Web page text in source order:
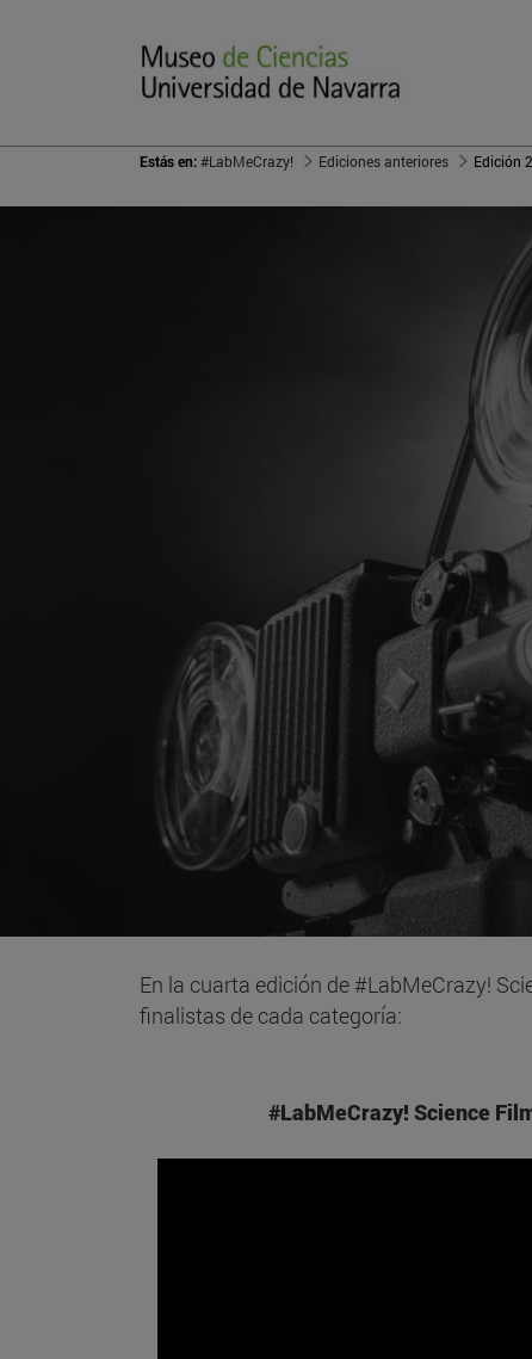
Estás en:#LabMeCrazy! Ediciones anteriores Edición
En la cuarta edición de #LabMeCrazy!
finalistas de cada categoría:
#LabMeCrazy! Science